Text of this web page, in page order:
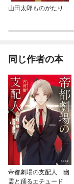
山田太郎ものがたり
同じ作者の本
帝都劇場の支配人 幽
霊と踊るエチュード